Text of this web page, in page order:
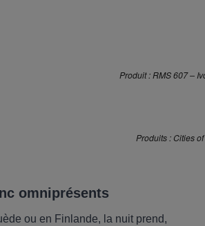
Produit : RMS 607 –
Produits : Cities
omniprésents
ède ou en Finlande, la nuit prend,